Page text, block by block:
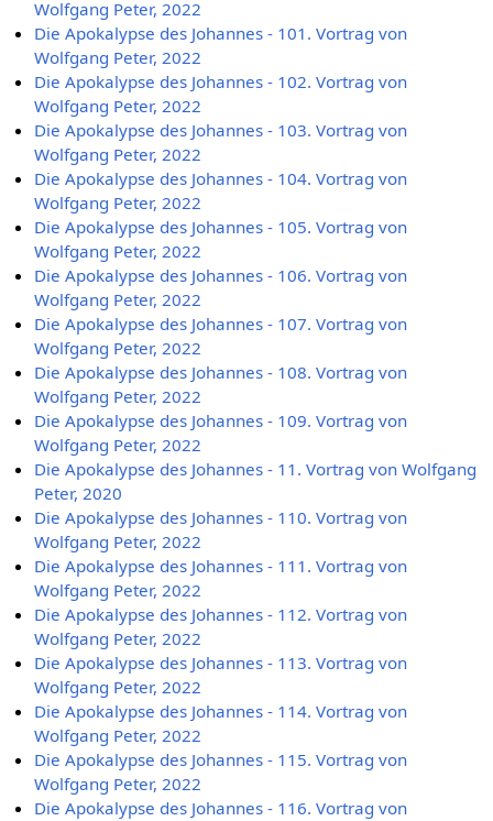
Wolfgang Peter, 2022
Die Apokalypse des Johannes - 101. Vortrag von
Wolfgang Peter, 2022
Die Apokalypse des Johannes - 102. Vortrag von
Wolfgang Peter, 2022
Die Apokalypse des Johannes - 103. Vortrag von
Wolfgang Peter, 2022
Die Apokalypse des Johannes - 104. Vortrag von
Wolfgang Peter, 2022
Die Apokalypse des Johannes - 105. Vortrag von
Wolfgang Peter, 2022
Die Apokalypse des Johannes - 106. Vortrag von
Wolfgang Peter, 2022
Die Apokalypse des Johannes - 107. Vortrag von
Wolfgang Peter, 2022
Die Apokalypse des Johannes - 108. Vortrag von
Wolfgang Peter, 2022
Die Apokalypse des Johannes - 109. Vortrag von
Wolfgang Peter, 2022
Die Apokalypse des Johannes - 11. Vortrag von Wolfgang
Peter, 2020
Die Apokalypse des Johannes - 110. Vortrag von
Wolfgang Peter, 2022
Die Apokalypse des Johannes - 111. Vortrag von
Wolfgang Peter, 2022
Die Apokalypse des Johannes - 112. Vortrag von
Wolfgang Peter, 2022
Die Apokalypse des Johannes - 113. Vortrag von
Wolfgang Peter, 2022
Die Apokalypse des Johannes - 114. Vortrag von
Wolfgang Peter, 2022
Die Apokalypse des Johannes - 115. Vortrag von
Wolfgang Peter, 2022
Die Apokalypse des Johannes - 116. Vortrag von